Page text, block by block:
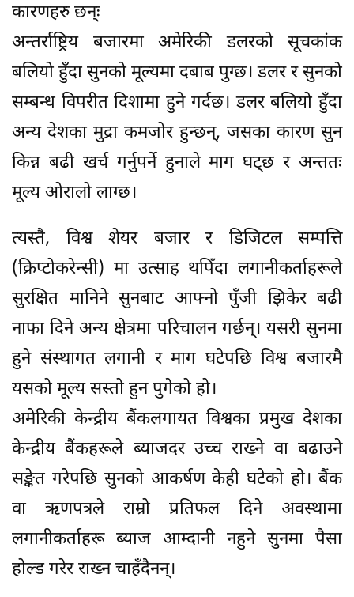
कारणहरु छन्ः
अन्तर्राष्ट्रिय बजारमा अमेरिकी डलरको सूचकांक
बलियो हुँदा सुनको मूल्यमा दबाब पुग्छ। डलर र सुनको
सम्बन्ध विपरीत दिशामा हुने गर्दछ। डलर बलियो हुँदा
अन्य देशका मुद्रा कमजोर हुन्छन्, जसका कारण सुन
किन्न बढी खर्च गर्नुपर्ने हुनाले माग घट्छ र अन्ततः
मूल्य ओरालो लाग्छ।
त्यस्तै, विश्व शेयर बजार र डिजिटल सम्पत्ति
(क्रिप्टोकरेन्सी) मा उत्साह थपिँदा लगानीकर्ताहरूले
सुरक्षित मानिने सुनबाट आफ्नो पुँजी झिकेर बढी
नाफा दिने अन्य क्षेत्रमा परिचालन गर्छन्। यसरी सुनमा
हुने संस्थागत लगानी र माग घटेपछि विश्व बजारमै
यसको मूल्य सस्तो हुन पुगेको हो।
अमेरिकी केन्द्रीय बैंकलगायत विश्वका प्रमुख देशका
केन्द्रीय बैंकहरूले ब्याजदर उच्च राख्ने वा बढाउने
सङ्केत गरेपछि सुनको आकर्षण केही घटेको हो। बैंक
वा ऋणपत्रले राम्रो प्रतिफल दिने अवस्थामा
लगानीकर्ताहरू ब्याज आम्दानी नहुने सुनमा पैसा
होल्ड गरेर राख्न चाहँदैनन्।